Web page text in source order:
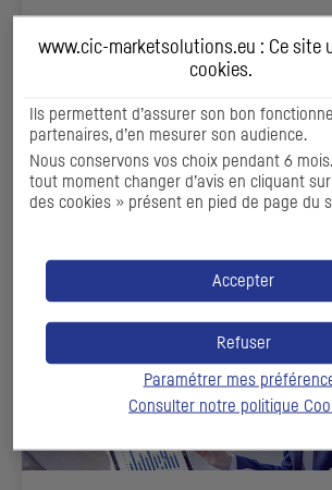
Fournir aux émetteurs et auxholdings
d’investissement un accès au marché
DÉCOUVRIR
www.cic-marketsolutions.eu : Ce site
cookies
Ils permettent d’assurer son bon
partenaires, d’en mesurer son audience.
Nous conservons vos choix pendant 6
tout moment changer d’avis en cliquant
des cookies » présent en pied de page du
Accepter
Refuser
Paramétrer mes
Consulter notre politique